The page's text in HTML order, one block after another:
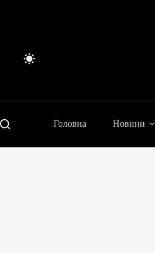
Головна Новини